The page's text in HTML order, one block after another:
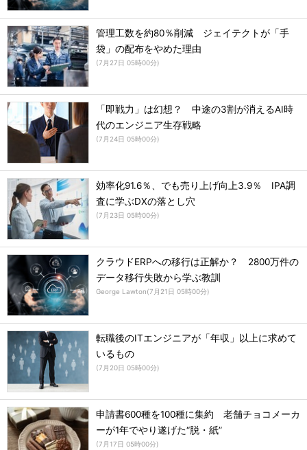
管理工数を約80％削減 ジェイテクトが「手
袋」の配布をやめた理由
(7月27日 05時00分)
「即戦力」は幻想？ 中途の3割が消えるAI時
代のエンジニア生存戦略
(7月24日 05時00分)
効率化91.6％、でも売り上げ向上3.9％ IPA調
査に学ぶDXの落とし穴
(7月23日 05時00分)
クラウドERPへの移行は正解か？ 2800万件の
データ移行失敗から学ぶ教訓
George Lawton(7月21日 05時00分)
転職後のITエンジニアが「年収」以上に求めて
いるもの
(7月20日 05時00分)
申請書600種を100種に集約 老舗チョコメーカ
ーが1年でやり遂げた“脱・紙”
(7月17日 05時00分)